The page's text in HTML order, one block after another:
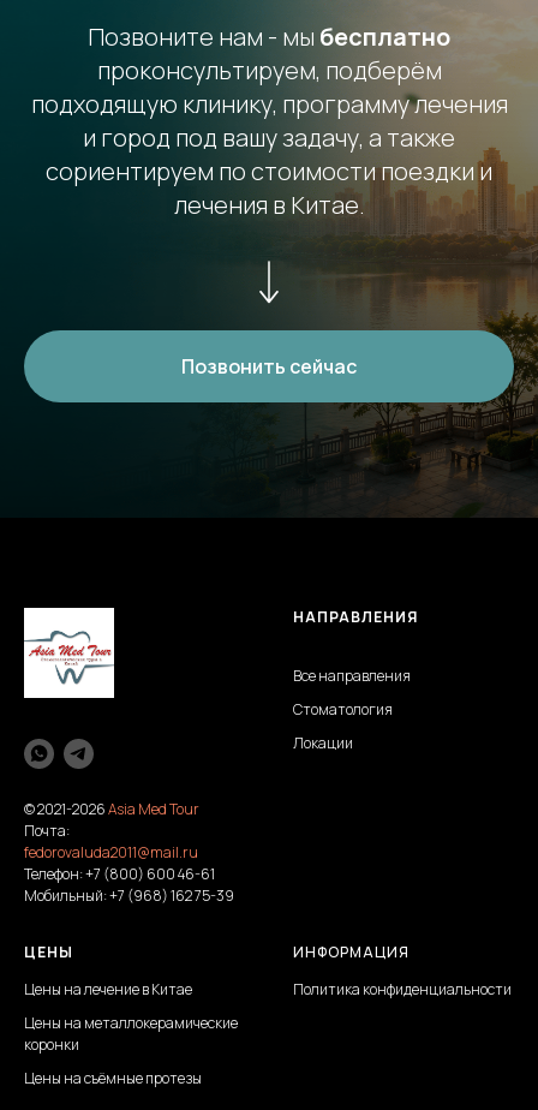
Позвоните нам - мы бесплатно
проконсультируем, подберём
подходящую клинику, программу лечения
и город под вашу задачу, а также
сориентируем по стоимости поездки и
лечения в Китае.
Позвонить сейчас
© 2021-2026Asia Med Tour
Почта:
fedorovaluda2011@mail.ru
Телефон:+7 (800) 600 46-61
Мобильный:+7 (968) 162 75-39
НАПРАВЛЕНИЯ
Все направления
Стоматология
Локации
ЦЕНЫ
Цены на лечение в Китае
Цены на металлокерамические
коронки
Цены на съёмные протезы
ИНФОРМАЦИЯ
Политика конфиденциальности